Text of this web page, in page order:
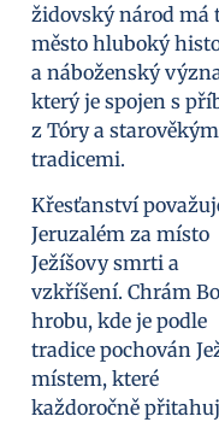
židovský národ má
město hluboký
a náboženský
který je spojen s
z Tóry a
tradicemi.
Křesťanství
Jeruzalém za místo
Ježíšovy smrti a
vzkříšení. Chrám
hrobu, kde je podle
tradice pochován
místem, které
každoročně